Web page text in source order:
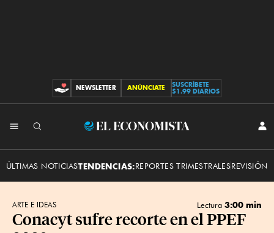
CONTRIBUCIONES
NEWSLETTER ANÚNCIATE
SUSCRÍBETE
$1.99 DIARIOS
El
ÚLTIMAS NOTICIASTENDENCIAS:REPORTES TRIMESTRALESREVISIÓN
ARTE E IDEAS Lectura 3:00 min
Conacyt sufre recorte en el PPEF